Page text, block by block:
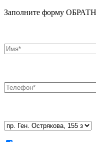
Заполните форму